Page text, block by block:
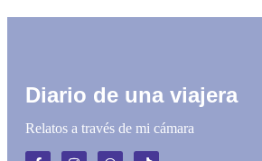
Diario de una viajera
Relatos a través de mi cámara